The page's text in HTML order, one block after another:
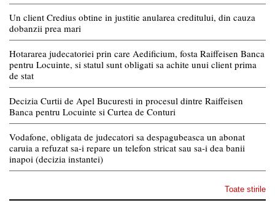
Un client Credius obtine in justitie anularea creditului, din cauza
dobanzii prea mari
Hotararea judecatoriei prin care Aedificium, fosta Raiffeisen Banca
pentru Locuinte, si statul sunt obligati sa achite unui client prima
de stat
Decizia Curtii de Apel Bucuresti in procesul dintre Raiffeisen
Banca pentru Locuinte si Curtea de Conturi
Vodafone, obligata de judecatori sa despagubeasca un abonat
caruia a refuzat sa-i repare un telefon stricat sau sa-i dea banii
inapoi (decizia instantei)
Toate stirile